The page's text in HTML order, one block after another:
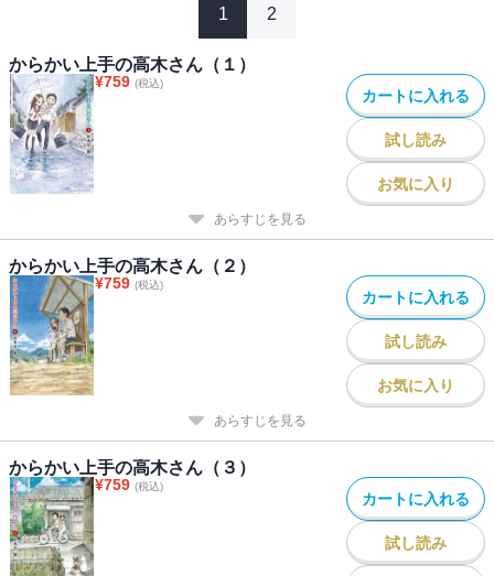
1 2
からかい上手の高木さん（１）
¥759 (税込)
カートに入れる
試し読み
お気に入り
あらすじを見る
からかい上手の高木さん（２）
¥759 (税込)
カートに入れる
試し読み
お気に入り
あらすじを見る
からかい上手の高木さん（３）
¥759 (税込)
カートに入れる
試し読み